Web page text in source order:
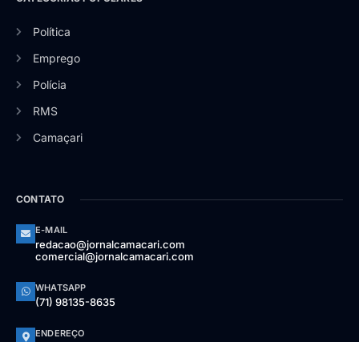
Política
Emprego
Polícia
RMS
Camaçari
CONTATO
E-MAIL
redacao@jornalcamacari.com
comercial@jornalcamacari.com
WHATSAPP
(71) 98135-8635
ENDEREÇO